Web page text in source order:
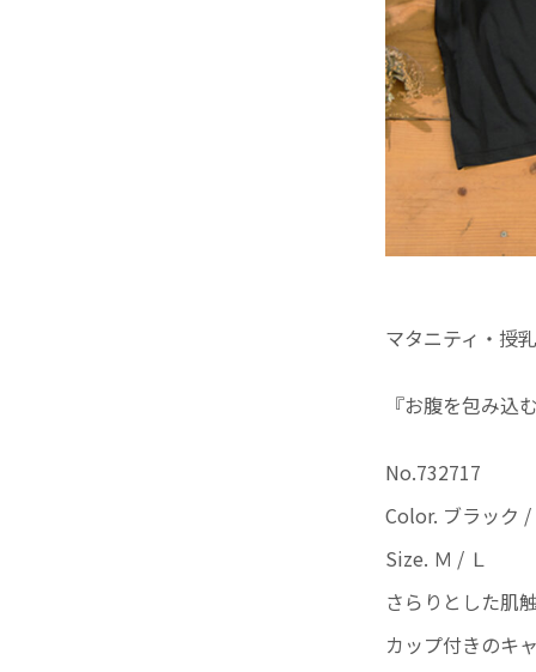
マタニティ・授
『お腹を包み
No.732717
Color. ブラック
Size. Ｍ / Ｌ
さらりとした肌
カップ付きのキ